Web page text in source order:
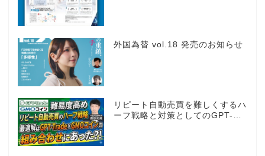
外国為替 vol.18 発売のお知らせ
リピート自動売買を難しくするハ
ーフ戦略と対策としてのGPT-